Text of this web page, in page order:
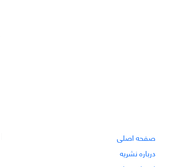
صفحه اصلی
درباره نشریه